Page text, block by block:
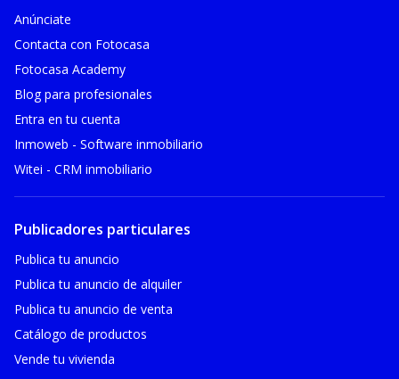
Anúnciate
Contacta con Fotocasa
Fotocasa Academy
Blog para profesionales
Entra en tu cuenta
Inmoweb - Software inmobiliario
Witei - CRM inmobiliario
Publicadores particulares
Publica tu anuncio
Publica tu anuncio de alquiler
Publica tu anuncio de venta
Catálogo de productos
Vende tu vivienda